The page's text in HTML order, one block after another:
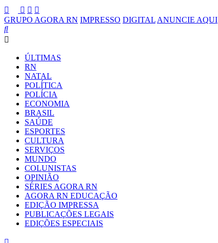
GRUPO AGORA RN IMPRESSO DIGITAL ANUNCIE AQUI
ÚLTIMAS
RN
NATAL
POLÍTICA
POLÍCIA
ECONOMIA
BRASIL
SAÚDE
ESPORTES
CULTURA
SERVIÇOS
MUNDO
COLUNISTAS
OPINIÃO
SÉRIES AGORA RN
AGORA RN EDUCAÇÃO
EDIÇÃO IMPRESSA
PUBLICAÇÕES LEGAIS
EDIÇÕES ESPECIAIS